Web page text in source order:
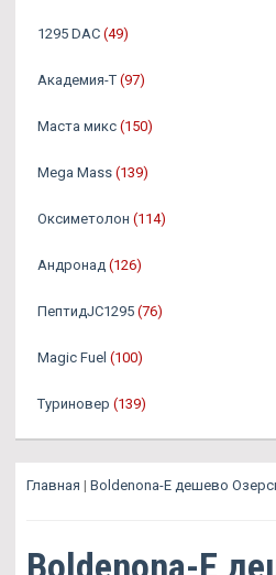
1295 DAC (49)
Академия-Т (97)
Маста микс (150)
Mega Mass (139)
Оксиметолон (114)
Андронад (126)
ПептидJC1295 (76)
Magic Fuel (100)
Туриновер (139)
Главная | Boldenona-E дешево
Boldenona-E